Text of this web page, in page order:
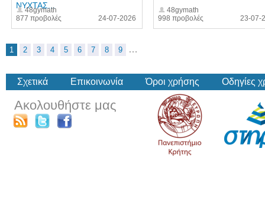
877 προβολές
ΝΥΧΤΑΣ...
48gymath
24-07-2026
998 προβολές
48gymath
23-07-
1 2 3 4 5 6 7 8 9 …
Σχετικά Επικοινωνία Όροι χρήσης Οδηγίες
Ακολουθήστε μας